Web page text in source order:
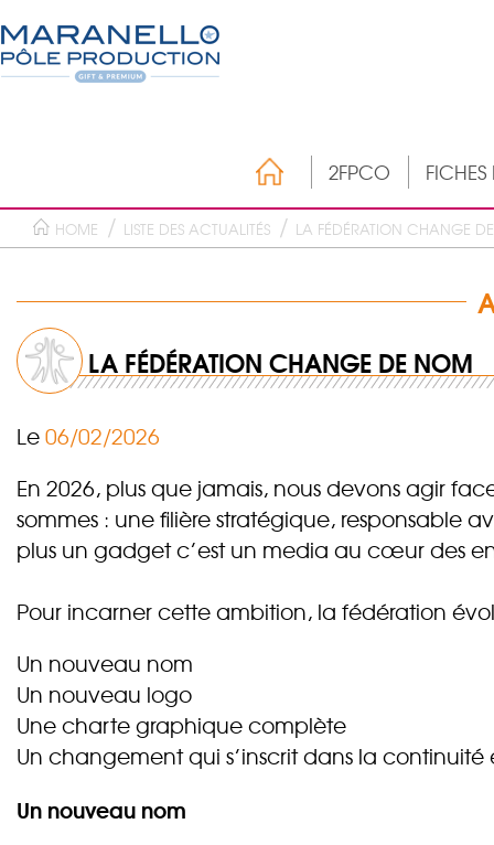
2FPCO
HOME LISTE DES ACTUALITÉS LA FÉDÉRATION CHANGE
LA FÉDÉRATION CHANGE DE NOM
Le06/02/2026
En 2026, plus que jamais, nous devons agir
sommes : une filière stratégique, responsable
plus un gadget c’est un media au cœur des
Pour incarner cette ambition, la fédération
Un nouveau nom
Un nouveau logo
Une charte graphique complète
Un changement qui s’inscrit dans la continuité
Un nouveau nom